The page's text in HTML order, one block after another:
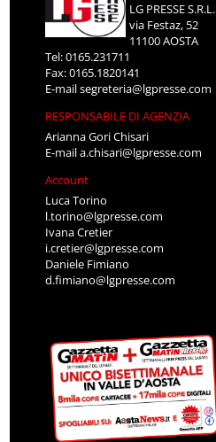
LG PRESSE S.R.L.
via Festaz, 52
11100 AOSTA
Tel: 0165.231711
Fax: 0165.1820141
E-mailsegreteria@lgpresse.com
RESPONSABILE DI AGENZIA
Arianna Gori Chisari
E-maila.chisari@lgpresse.com
Account
Luca Torino
l.torino@lgpresse.com
Ivana Cretier
i.cretier@lgpresse.com
Daniele Fimiano
d.fimiano@lgpresse.com